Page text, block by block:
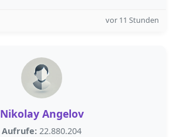
vor 11 Stunden
Nikolay Angelov
Aufrufe: 22.880.204